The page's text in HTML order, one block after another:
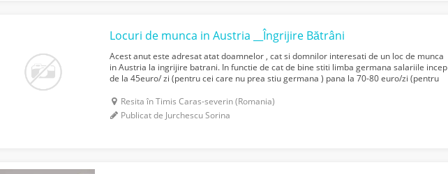
Locuri de munca in Austria __Îngrijire Bătrâni
Acest anut este adresat atat doamnelor , cat si domnilor interesati de un loc de munca
in Austria la ingrijire batrani. In functie de cat de bine stiti limba germana salariile incep
de la 45euro/ zi (pentru cei care nu prea stiu germana ) pana la 70-80 euro/zi (pentru
Resita în Timis Caras-severin (Romania)
Publicat de Jurchescu Sorina